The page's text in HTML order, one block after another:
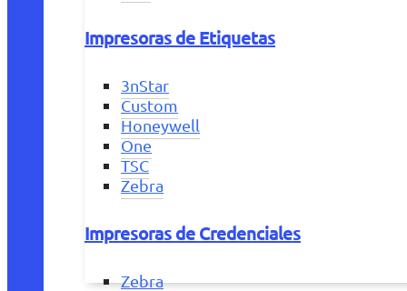
Impresoras de Etiquetas
3nStar
Custom
Honeywell
One
TSC
Zebra
Impresoras de Credenciales
Zebra